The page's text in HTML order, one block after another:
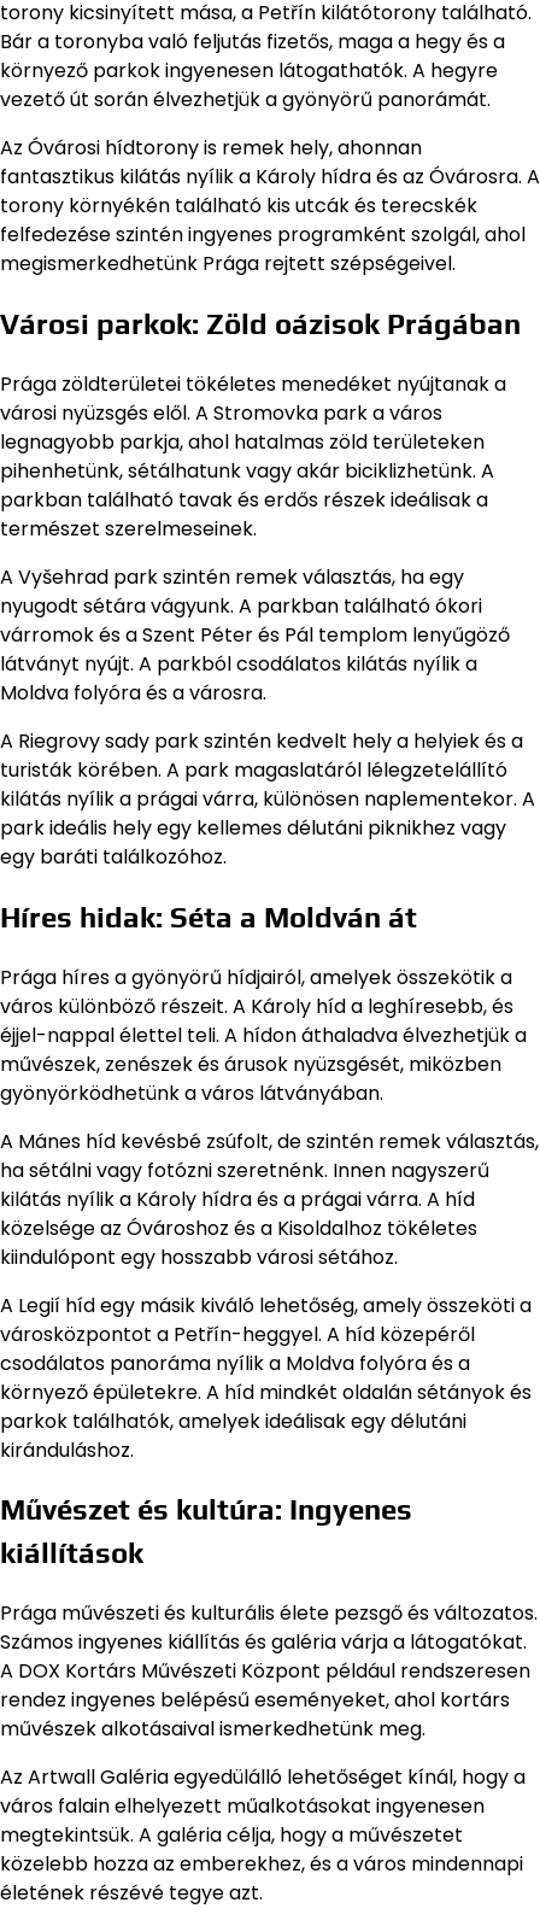
torony kicsinyített mása, a Petřín kilátótorony található.
Bár a toronyba való feljutás fizetős, maga a hegy és a
környező parkok ingyenesen látogathatók. A hegyre
vezető út során élvezhetjük a gyönyörű panorámát.
Az Óvárosi hídtorony is remek hely, ahonnan
fantasztikus kilátás nyílik a Károly hídra és az Óvárosra. A
torony környékén található kis utcák és terecskék
felfedezése szintén ingyenes programként szolgál, ahol
megismerkedhetünk Prága rejtett szépségeivel.
Városi parkok: Zöld oázisok Prágában
Prága zöldterületei tökéletes menedéket nyújtanak a
városi nyüzsgés elől. A Stromovka park a város
legnagyobb parkja, ahol hatalmas zöld területeken
pihenhetünk, sétálhatunk vagy akár biciklizhetünk. A
parkban található tavak és erdős részek ideálisak a
természet szerelmeseinek.
A Vyšehrad park szintén remek választás, ha egy
nyugodt sétára vágyunk. A parkban található ókori
várromok és a Szent Péter és Pál templom lenyűgöző
látványt nyújt. A parkból csodálatos kilátás nyílik a
Moldva folyóra és a városra.
A Riegrovy sady park szintén kedvelt hely a helyiek és a
turisták körében. A park magaslatáról lélegzetelállító
kilátás nyílik a prágai várra, különösen naplementekor. A
park ideális hely egy kellemes délutáni piknikhez vagy
egy baráti találkozóhoz.
Híres hidak: Séta a Moldván át
Prága híres a gyönyörű hídjairól, amelyek összekötik a
város különböző részeit. A Károly híd a leghíresebb, és
éjjel-nappal élettel teli. A hídon áthaladva élvezhetjük a
művészek, zenészek és árusok nyüzsgését, miközben
gyönyörködhetünk a város látványában.
A Mánes híd kevésbé zsúfolt, de szintén remek választás,
ha sétálni vagy fotózni szeretnénk. Innen nagyszerű
kilátás nyílik a Károly hídra és a prágai várra. A híd
közelsége az Óvároshoz és a Kisoldalhoz tökéletes
kiindulópont egy hosszabb városi sétához.
A Legií híd egy másik kiváló lehetőség, amely összeköti a
városközpontot a Petřín-heggyel. A híd közepéről
csodálatos panoráma nyílik a Moldva folyóra és a
környező épületekre. A híd mindkét oldalán sétányok és
parkok találhatók, amelyek ideálisak egy délutáni
kiránduláshoz.
Művészet és kultúra: Ingyenes
kiállítások
Prága művészeti és kulturális élete pezsgő és változatos.
Számos ingyenes kiállítás és galéria várja a látogatókat.
A DOX Kortárs Művészeti Központ például rendszeresen
rendez ingyenes belépésű eseményeket, ahol kortárs
művészek alkotásaival ismerkedhetünk meg.
Az Artwall Galéria egyedülálló lehetőséget kínál, hogy a
város falain elhelyezett műalkotásokat ingyenesen
megtekintsük. A galéria célja, hogy a művészetet
közelebb hozza az emberekhez, és a város mindennapi
életének részévé tegye azt.